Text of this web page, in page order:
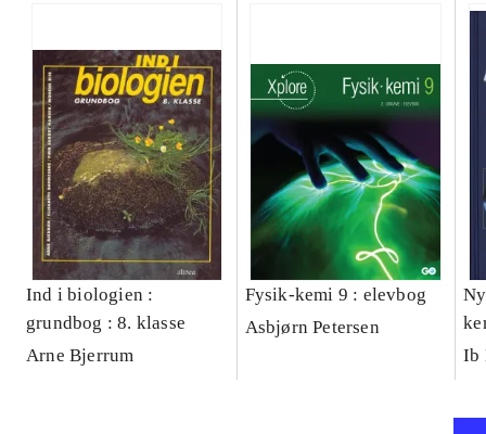
Ind i biologien :
grundbog : 8. klasse
Arne Bjerrum
Fysik-kemi 9 : elevbog
Asbjørn Petersen
Ib